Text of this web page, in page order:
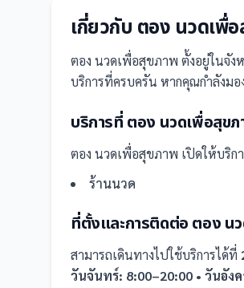
เกี่ยวกับ ตอง นวดเพื่
ตอง นวดเพื่อสุขภาพ ตั้งอยู่ในจัง
บริการที่ครบครัน หากคุณกำลังม
บริการที่ ตอง นวดเพื่อสุข
ตอง นวดเพื่อสุขภาพ เปิดให้บริก
ร้านนวด
ที่ตั้งและการติดต่อ ตอง น
สามารถเดินทางไปใช้บริการได้ที่
วันจันทร์: 8:00–20:00 • วันอัง